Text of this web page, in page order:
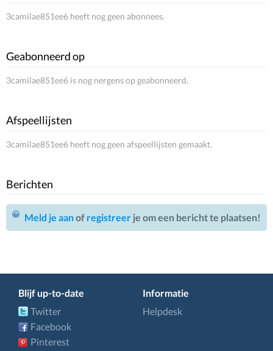
3camilae851ee6 heeft nog geen abonnees.
Geabonneerd op
3camilae851ee6 is nog nergens op geabonneerd.
Afspeellijsten
3camilae851ee6 heeft nog geen afspeellijsten gemaakt.
Berichten
Meld je aanof registreer je om een bericht te plaatsen!
Blijf up-to-date
Twitter
Facebook
Pinterest
Informatie
Helpdesk